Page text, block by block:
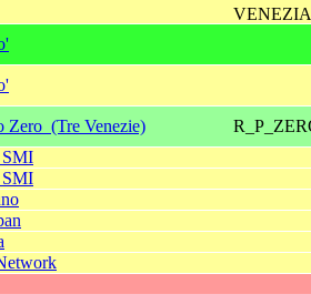
Zero (Tre Venezie)
SMI
SMI